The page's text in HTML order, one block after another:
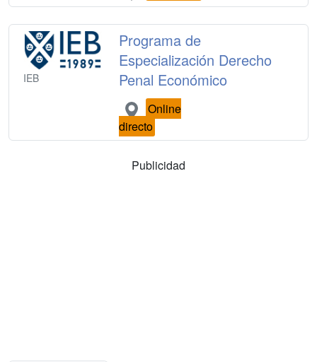
IEB
Programa de
Especialización Derecho
Penal Económico
Online
directo
Publicidad